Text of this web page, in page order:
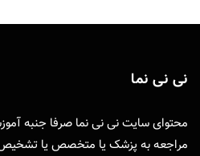
نی نی نما
محتوای سایت نی نی نما صرفا جنبه
مراجعه به پزشک یا متخصص یا